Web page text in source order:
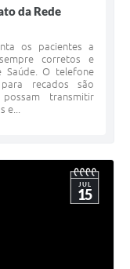
da Rede
os pacientes a
corretos e
Saúde. O telefone
recados são
transmitir
JUL
15